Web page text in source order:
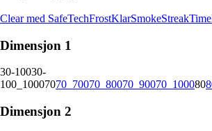
Clear med SafeTechFrostKlarSmokeStreak
Dimensjon 1
30-10030-
100_10007070_70070_80070_90070_100080
Dimensjon 2